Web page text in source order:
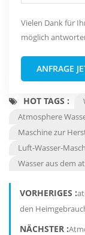
Vielen Dank für
möglich
ANFRAGE
HOT TAGS :
Atmosphere
Maschine zur
Luft-Wasser-
Wasser aus dem
VORHERIGES :
den
NÄCHSTER :